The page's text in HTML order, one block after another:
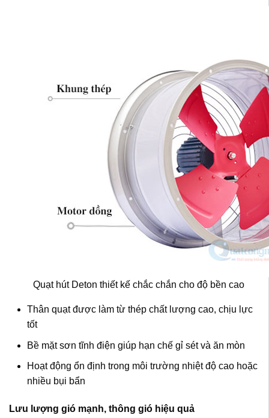
Quạt hút Deton thiết kế chắc chắn cho độ bền cao
Thân quạt được làm từ thép chất lượng cao, chịu lực
tốt
Bề mặt sơn tĩnh điện giúp hạn chế gỉ sét và ăn mòn
Hoạt động ổn định trong môi trường nhiệt độ cao hoặc
nhiều bụi bẩn
Lưu lượng gió mạnh, thông gió hiệu quả